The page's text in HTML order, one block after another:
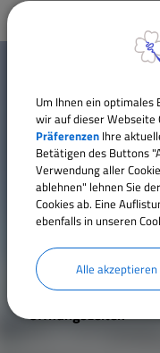
Wohnen
Bildung
Vereine
Sport und
c
h
t
g
e
L
Kontakt
Inhaltsverzeichnis
Impressum
Datenschutz
Erklärung zur
Öffnungszeiten
Um Ihnen ein
wir auf dieser Webseite
Präferenzen Ihre
Betätigen des Buttons
Verwendung aller
ablehnen" lehnen Sie
Cookies ab. Eine
ebenfalls in unseren
Alle akzeptieren